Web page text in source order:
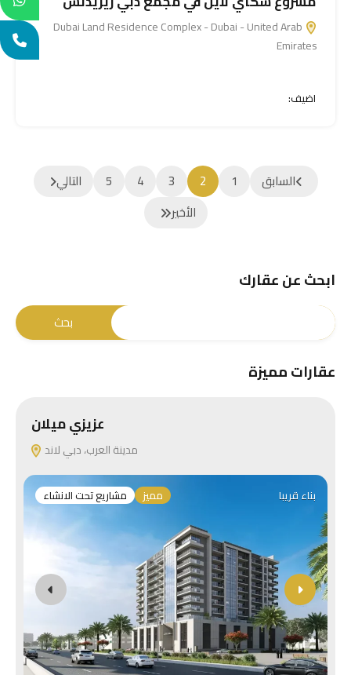
Dubai Land Residence Complex - Dubai - United Arab
Emirates
اضيف:
السابق 1
2
3
4
5
التالي
الأخير
ابحث عن عقارك
عقارات مميزة
عزيزي ميلان
مدينة العرب، دبي لاند
مشاريع تحت الانشاء مميز بناء قريبا